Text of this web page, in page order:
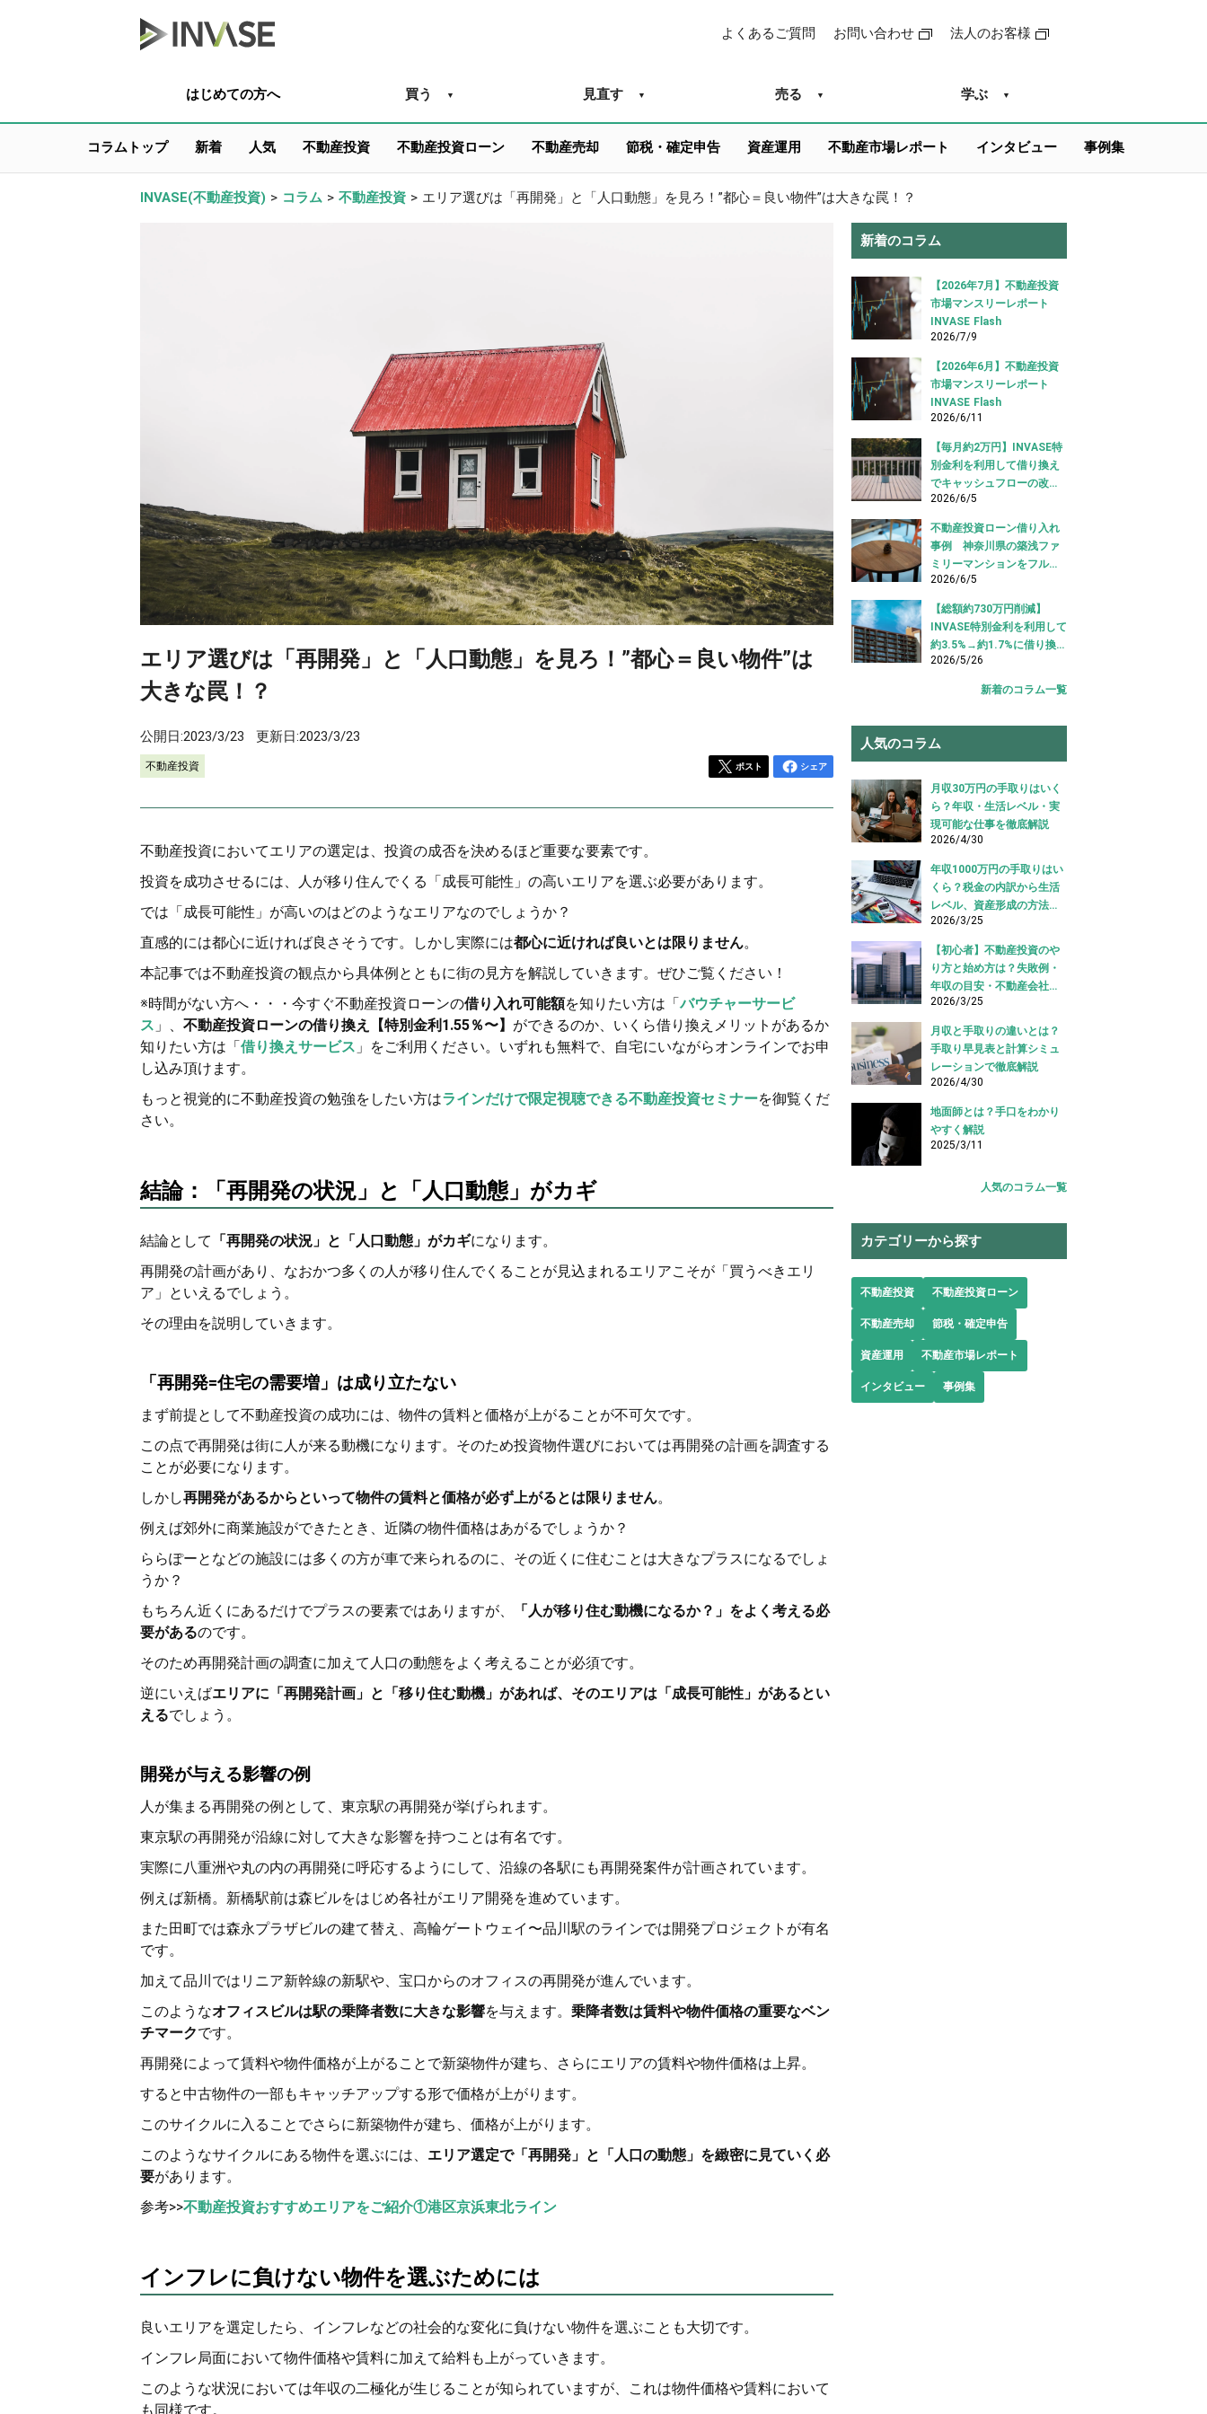
よくあるご質問 お問い合わせ 法人のお客様
はじめての方へ 買う 見直す 売る 学ぶ
コラムトップ 新着 人気 不動産投資 不動産投資ローン 不動産売却 節税・確定申告 資産運用 不動産市場レポート インタビュー 事例集
INVASE(不動産投資) > コラム > 不動産投資 > エリア選びは「再開発」と「人口動態」を見ろ！”都心＝良い物件”は大きな罠！？
エリア選びは「再開発」と「人口動態」を見ろ！”都心＝良い物件”は
大きな罠！？
公開日:2023/3/23 更新日:2023/3/23
不動産投資 ポスト シェア
不動産投資においてエリアの選定は、投資の成否を決めるほど重要な要素です。
投資を成功させるには、人が移り住んでくる「成長可能性」の高いエリアを選ぶ必要があります。
では「成長可能性」が高いのはどのようなエリアなのでしょうか？
直感的には都心に近ければ良さそうです。しかし実際には都心に近ければ良いとは限りません。
本記事では不動産投資の観点から具体例とともに街の見方を解説していきます。ぜひご覧ください！
※時間がない方へ・・・今すぐ不動産投資ローンの借り入れ可能額を知りたい方は「バウチャーサービ
ス 」、 不動産投資ローンの借り換え【特別金利1.55％〜】 ができるのか、いくら借り換えメリットがあるか
知りたい方は「借り換えサービス 」をご利用ください。いずれも無料で、自宅にいながらオンラインでお申
し込み頂けます。
もっと視覚的に不動産投資の勉強をしたい方はラインだけで限定視聴できる不動産投資セミナーを御覧くだ
さい。
結論：「再開発の状況」と「人口動態」がカギ
結論として 「再開発の状況」と「人口動態」がカギになります。
再開発の計画があり、なおかつ多くの人が移り住んでくることが見込まれるエリアこそが「買うべきエリ
ア」といえるでしょう。
その理由を説明していきます。
「再開発=住宅の需要増」は成り立たない
まず前提として不動産投資の成功には、物件の賃料と価格が上がることが不可欠です。
この点で再開発は街に人が来る動機になります。そのため投資物件選びにおいては再開発の計画を調査する
ことが必要になります。
しかし再開発があるからといって物件の賃料と価格が必ず上がるとは限りません。
例えば郊外に商業施設ができたとき、近隣の物件価格はあがるでしょうか？
ららぽーとなどの施設には多くの方が車で来られるのに、その近くに住むことは大きなプラスになるでしょ
うか？
もちろん近くにあるだけでプラスの要素ではありますが、
「人が移り住む動機になるか？」をよく考える必
要があるのです。
そのため再開発計画の調査に加えて人口の動態をよく考えることが必須です。
逆にいえばエリアに「再開発計画」と「移り住む動機」があれば、そのエリアは「成長可能性」があるとい
えるでしょう。
開発が与える影響の例
人が集まる再開発の例として、東京駅の再開発が挙げられます。
東京駅の再開発が沿線に対して大きな影響を持つことは有名です。
実際に八重洲や丸の内の再開発に呼応するようにして、沿線の各駅にも再開発案件が計画されています。
例えば新橋。新橋駅前は森ビルをはじめ各社がエリア開発を進めています。
また田町では森永プラザビルの建て替え、高輪ゲートウェイ〜品川駅のラインでは開発プロジェクトが有名
です。
加えて品川ではリニア新幹線の新駅や、宝口からのオフィスの再開発が進んでいます。
このようなオフィスビルは駅の乗降者数に大きな影響を与えます。 乗降者数は賃料や物件価格の重要なベン
チマークです。
再開発によって賃料や物件価格が上がることで新築物件が建ち、さらにエリアの賃料や物件価格は上昇。
すると中古物件の一部もキャッチアップする形で価格が上がります。
このサイクルに入ることでさらに新築物件が建ち、価格が上がります。
このようなサイクルにある物件を選ぶには、 エリア選定で「再開発」と「人口の動態」を緻密に見ていく必
要があります。
参考>>不動産投資おすすめエリアをご紹介①港区京浜東北ライン
インフレに負けない物件を選ぶためには
良いエリアを選定したら、インフレなどの社会的な変化に負けない物件を選ぶことも大切です。
インフレ局面において物件価格や賃料に加えて給料も上がっていきます。
このような状況においては年収の二極化が生じることが知られていますが、これは物件価格や賃料において
も同様です。
新着のコラム
【2026年7月】不動産投資
市場マンスリーレポート
INVASE Flash
2026/7/9
【2026年6月】不動産投資
市場マンスリーレポート
INVASE Flash
2026/6/11
【毎月約2万円】INVASE特
別金利を利用して借り換え
でキャッシュフローの改善
に成功！｜東京都江東区
【不動産投資ローン 借り換
え事例】
2026/6/5
不動産投資ローン借り入れ
事例 神奈川県の築浅ファ
ミリーマンションをフルロ
ーンで借り入れ成功【不動
産投資ローン借り入れ事
例】
2026/6/5
【総額約730万円削減】
INVASE特別金利を利用して
約3.5%→約1.7%に借り換え
成功！｜東京都中央区【不
動産投資ローン 借り換え事
2026/5/26
新着のコラム一覧
人気のコラム
月収30万円の手取りはいく
ら？年収・生活レベル・実
現可能な仕事を徹底解説
2026/4/30
年収1000万円の手取りはい
くら？税金の内訳から生活
レベル、資産形成の方法ま
で徹底解説
2026/3/25
【初心者】不動産投資のや
り方と始め方は？失敗例・
年収の目安・不動産会社の
選び方も
2026/3/25
月収と手取りの違いとは？
手取り早見表と計算シミュ
レーションで徹底解説
2026/4/30
地面師とは？手口をわかり
やすく解説
2025/3/11
人気のコラム一覧
カテゴリーから探す
不動産投資 不動産投資ローン
不動産売却 節税・確定申告
資産運用 不動産市場レポート
インタビュー 事例集